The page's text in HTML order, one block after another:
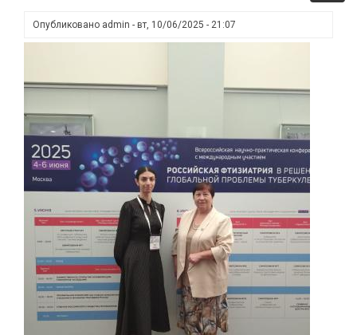
Опубликовано admin - вт, 10/06/2025 - 21:07